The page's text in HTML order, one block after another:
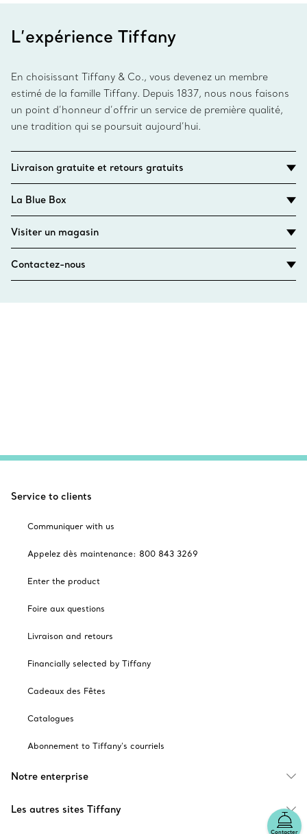
L’expérience Tiffany
En choisissant Tiffany & Co., vous devenez un membre
estimé de la famille Tiffany. Depuis 1837, nous nous faisons
un point d’honneur d’offrir un service de première qualité,
une tradition qui se poursuit aujourd’hui.
Livraison gratuite et retours gratuits
La Blue Box
Visiter un magasin
Contactez-nous
Contacter
Service to clients
Communiquer with us
Appelez dès maintenance: 800 843 3269
Enter the product
Foire aux questions
Livraison and retours
Financially selected by Tiffany
Cadeaux des Fêtes
Catalogues
Abonnement to Tiffany's courriels
Notre enterprise
Les autres sites Tiffany